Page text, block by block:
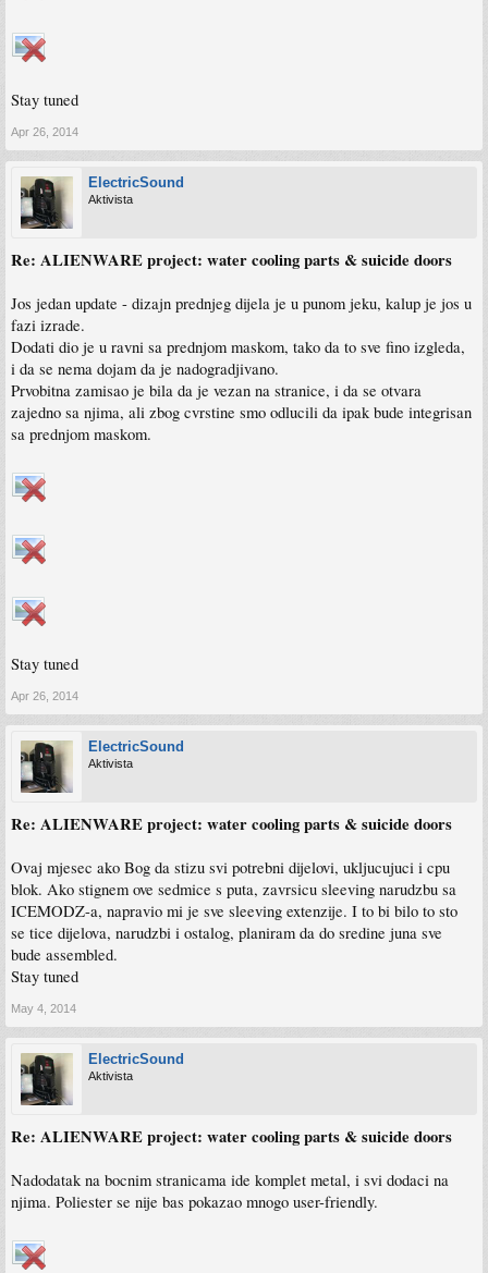
Stay tuned
Apr 26, 2014
ElectricSound
Aktivista
Re: ALIENWARE project: water cooling parts & suicide doors
Jos jedan update - dizajn prednjeg dijela je u punom jeku, kalup je jos u
fazi izrade.
Dodati dio je u ravni sa prednjom maskom, tako da to sve fino izgleda,
i da se nema dojam da je nadogradjivano.
Prvobitna zamisao je bila da je vezan na stranice, i da se otvara
zajedno sa njima, ali zbog cvrstine smo odlucili da ipak bude integrisan
sa prednjom maskom.
Stay tuned
Apr 26, 2014
ElectricSound
Aktivista
Re: ALIENWARE project: water cooling parts & suicide doors
Ovaj mjesec ako Bog da stizu svi potrebni dijelovi, ukljucujuci i cpu
blok. Ako stignem ove sedmice s puta, zavrsicu sleeving narudzbu sa
ICEMODZ-a, napravio mi je sve sleeving extenzije. I to bi bilo to sto
se tice dijelova, narudzbi i ostalog, planiram da do sredine juna sve
bude assembled.
Stay tuned
May 4, 2014
ElectricSound
Aktivista
Re: ALIENWARE project: water cooling parts & suicide doors
Nadodatak na bocnim stranicama ide komplet metal, i svi dodaci na
njima. Poliester se nije bas pokazao mnogo user-friendly.